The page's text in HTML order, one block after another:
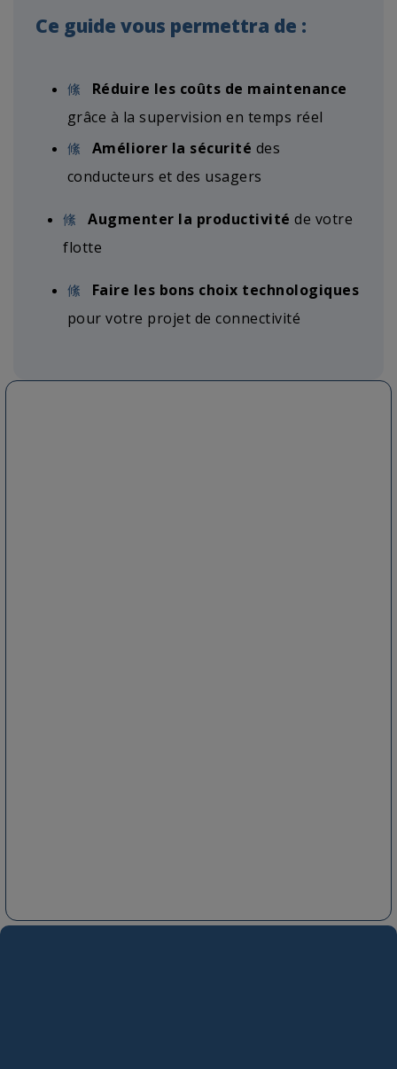
Ce guide vous permettra de :
Réduire les coûts de maintenance
grâce à la supervision en temps réel
Améliorer la sécurité des
conducteurs et des usagers
Augmenter la productivité de votre
flotte
Faire les bons choix technologiques
pour votre projet de connectivité